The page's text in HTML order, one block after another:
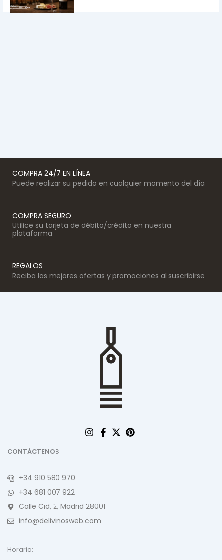
COMPRA 24/7 EN LÍNEA
Puede realizar su pedido en cualquier momento del día
COMPRA SEGURO
Utilice su tarjeta de débito/crédito en nuestra
plataforma
REGALOS
Reciba las mejores ofertas y promociones al suscribirse
CONTÁCTENOS
+34 910 580 970
+34 681 007 922
Calle Cid, 2, Madrid 28001
info@delivinosweb.com
Horario: